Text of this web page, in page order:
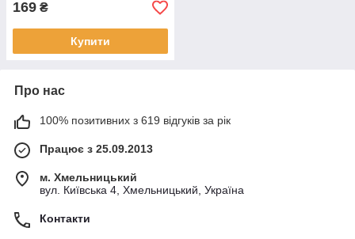
169 ₴
Купити
Про нас
100% позитивних з 619 відгуків за рік
Працює з 25.09.2013
м. Хмельницький
вул. Київська 4, Хмельницький, Україна
Контакти